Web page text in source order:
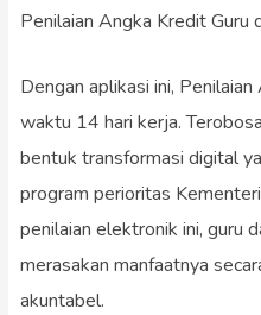
Penilaian Angka Kredit Guru
Dengan aplikasi ini,
waktu 14 hari kerja.
bentuk transformasi digital
program perioritas
penilaian elektronik ini, guru
merasakan manfaatnya
akuntabel.